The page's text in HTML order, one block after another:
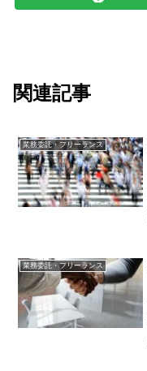
関連記事
業務委託・フリーランス
業務委託・フリーランス